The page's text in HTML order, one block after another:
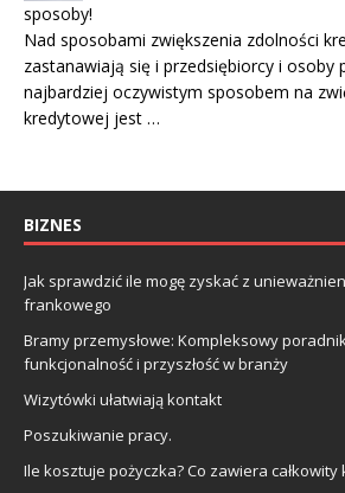
sposoby!
Nad sposobami zwiększenia zdolności
zastanawiają się i przedsiębiorcy i osoby
najbardziej oczywistym sposobem na
kredytowej jest …
BIZNES
Jak sprawdzić ile mogę zyskać z
frankowego
Bramy przemysłowe: Kompleksowy
funkcjonalność i przyszłość w branży
Wizytówki ułatwiają kontakt
Poszukiwanie pracy.
Ile kosztuje pożyczka? Co zawiera całkowity